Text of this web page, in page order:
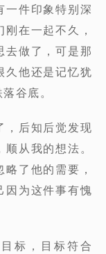
一件印象特别深
在一起不久，
去做了，可是那
久他还是记忆犹
谷底。
，后知后觉发现
从我的想法。
了他的需要，
因为这件事有愧
标，目标符合